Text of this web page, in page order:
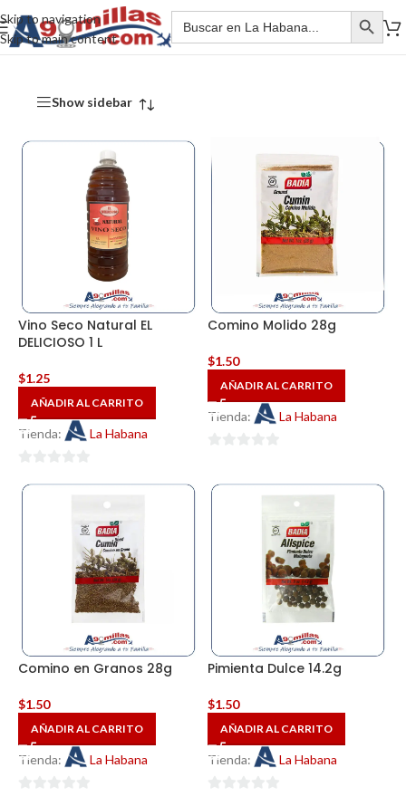
Skip to navigation
Skip to main content
Show sidebar
Vino Seco Natural EL
DELICIOSO 1 L
$1.25
AÑADIR AL CARRITO
Tienda: La Habana
de
Comino Molido 28g
$1.50
AÑADIR AL CARRITO
Tienda: La Habana
Comino en Granos 28g
$1.50
AÑADIR AL CARRITO
Tienda: La Habana
Pimienta Dulce 14.2g
$1.50
AÑADIR AL CARRITO
Tienda: La Habana